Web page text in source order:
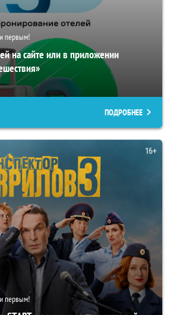
первым!
на сайте или в приложении
ПОДРОБНЕЕ
первым!